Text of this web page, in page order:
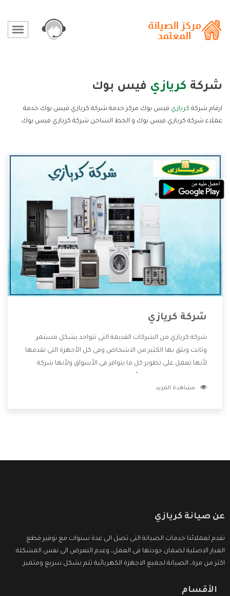
شركة كريازي فيس بوك
ارقام شركة كريازي فيس بوك مركز خدمة شركة كريازي فيس بوك خدمة
عملاء شركة كريازي فيس بوك و الخط الساخن شركة كريازي فيس بوك.
شركة كريازي
شركة كريازي من الشركات القديمة التى تتواجد بشكل مستمر
وثابت ويثق بها الكثير من الاشخاص وفى كل الأجهزة التى تقدمها
لأنها تعمل على تطوير كل ما يتوافر فى الأسواق ولأنها شركة
وتقدم للعملاء أقوى العروض والخصومات التى تسهل على
مشاهدة المزيد
عن صيانة كريازي
نقدم لعملائنا خدمات الصيانة التى تصل الى عدة سنوات مع توفير قطع
الغيار الاصلية لضمان جودتها فى العمل، وعدم التعرض الى نفس المشكلة
اكثر من مرة، الصيانة لجميع الاجهزة الكهربائية تتم بشكل سريع ومتميز.
الأقسام